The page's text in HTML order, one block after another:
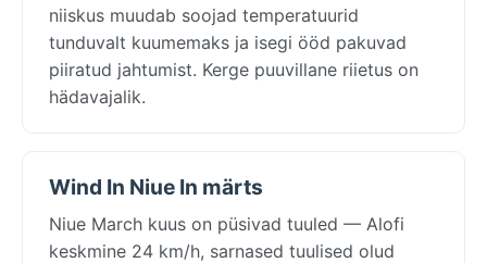
niiskus muudab soojad temperatuurid
tunduvalt kuumemaks ja isegi ööd pakuvad
piiratud jahtumist. Kerge puuvillane riietus on
hädavajalik.
Wind In Niue In märts
Niue March kuus on püsivad tuuled — Alofi
keskmine 24 km/h, sarnased tuulised olud